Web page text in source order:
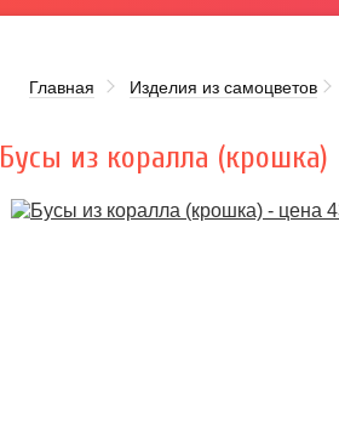
Главная Изделия из самоцветов
Бусы из коралла (крошка)